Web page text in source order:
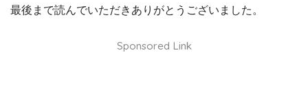
最後まで読んでいただきありがとうございました。
Sponsored Link